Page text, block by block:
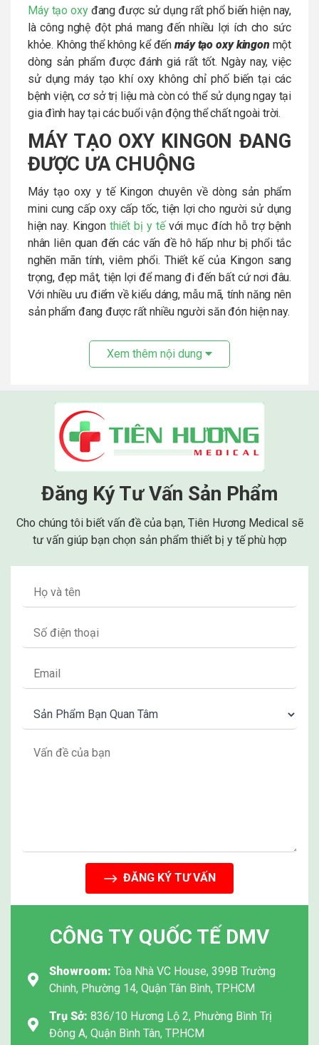
Máy tạo oxyđang được sử dụng rất phổ biến hiện nay,
là công nghệ đột phá mang đến nhiều lợi ích cho sức
khỏe. Không thể không kể đếnmáy tạo oxy kingonmột
dòng sản phẩm được đánh giá rất tốt. Ngày nay, việc
sử dụng máy tạo khí oxy không chỉ phố biến tại các
bệnh viện, cơ sở trị liệu mà còn có thể sử dụng ngay tại
gia đình hay tại các buổi vận động thể chất ngoài trời.
MÁY TẠO OXY KINGON ĐANG
ĐƯỢC ƯA CHUỘNG
Máy tạo oxy y tế Kingon chuyên về dòng sản phẩm
mini cung cấp oxy cấp tốc, tiện lợi cho người sử dụng
hiện nay. Kingonthiết bị y tếvới mục đích hỗ trợ bệnh
nhân liên quan đến các vấn đề hô hấp như bị phổi tắc
nghẽn mãn tính, viêm phổi. Thiết kế của Kingon sang
trọng, đẹp mắt, tiện lợi để mang đi đến bất cứ nơi đâu.
Với nhiều ưu điểm về kiểu dáng, mẫu mã, tính năng nên
sản phẩm đang được rất nhiều người săn đón hiện nay.
TÍNH NĂNG VƯỢT TRỘI CỦA
MÁY TẠO KHÍ OXY
ưa điểm nổi bật sau:
chất lượng oxy tốt.
Màn hình hiển thị rõ ràng thông tin cho người bệnh
dễ dàng theo dõi.
Máy hoạt động êm ái, không gây ra khó chịu cho
người dùng.
Vỏ nhựa ABS chắc chắn, thiết kế thời trang.
Xem thêm nội dung
Đăng Ký Tư Vấn Sản Phẩm
Cho chúng tôi biết vấn đề của bạn, Tiên Hương Medical sẽ
tư vấn giúp bạn chọn sản phẩm thiết bị y tế phù hợp
CÔNG TY QUỐC TẾ DMV
Showroom: Tòa Nhà VC House, 399B Trường
Chinh, Phường 14, Quận Tân Bình, TP.HCM
Trụ Sở: 836/10 Hương Lộ 2, Phường Bình Trị
Đông A, Quận Bình Tân, TP.HCM
ĐĂNG KÝ TƯ VẤN